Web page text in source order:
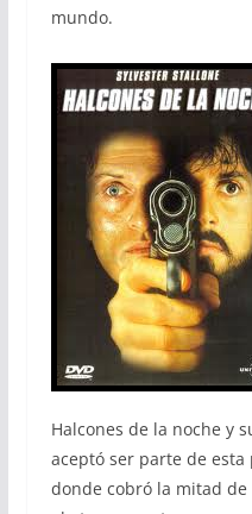
mundo.
Halcones de la noche y
aceptó ser parte de
donde cobró la mitad